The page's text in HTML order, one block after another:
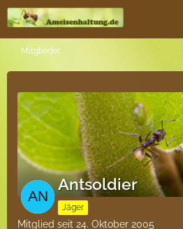
Mitglieder
Antsoldier
Jäger
Mitglied seit 24. Oktober 2005